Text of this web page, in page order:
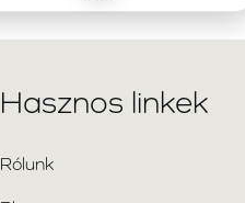
Hasznos linkek
Rólunk